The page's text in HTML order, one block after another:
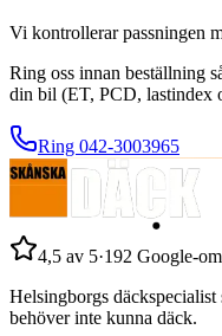
Vi kontrollerar passningen
Ring oss innan beställning
din bil (ET, PCD, lastindex
Ring 042-3003965
4,5 av 5·192 Google-
Helsingborgs däckspecialist
behöver inte kunna däck.